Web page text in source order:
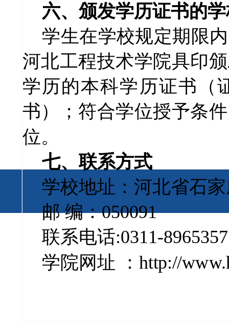
六、颁发学历证书的
学生在学校规定期限
河北工程技术学院具印
学历的本科学历证书（
书）；符合学位授予条
位。
七、联系方式
学校地址：河北省石
邮 编：050091
联系电话:0311-
学院网址 ：http://